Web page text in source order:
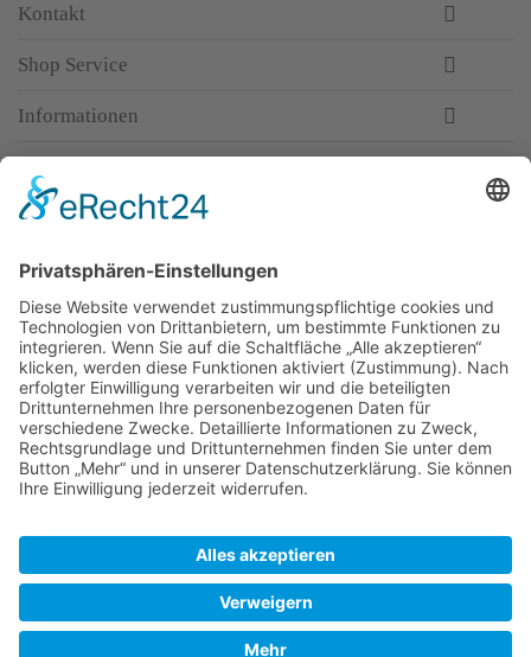
Kontakt
Shop Service
Informationen
Top-Anbieter
Spitzenqualität
Kompetente Beratung
Partner
* Alle Preise inkl. gesetzl. Mehrwertsteuer, inkl. Versandkosten
Warum WACCEX?
Allgemeine Geschäftsbedingungen und Kundeninformationen